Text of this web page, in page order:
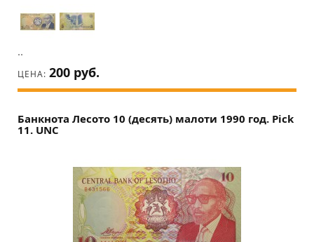
..
ЦЕНА: 200 руб.
Банкнота Лесото 10 (десять) малоти 1990 год. Pick
11. UNC